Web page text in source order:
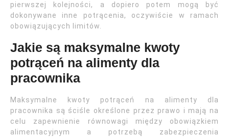
pierwszej kolejności, a dopiero potem mogą być
dokonywane inne potrącenia, oczywiście w ramach
obowiązujących limitów.
Jakie są maksymalne kwoty
potrąceń na alimenty dla
pracownika
Maksymalne kwoty potrąceń na alimenty dla
pracownika są ściśle określone przez prawo i mają na
celu zapewnienie równowagi między obowiązkiem
alimentacyjnym a potrzebą zabezpieczenia